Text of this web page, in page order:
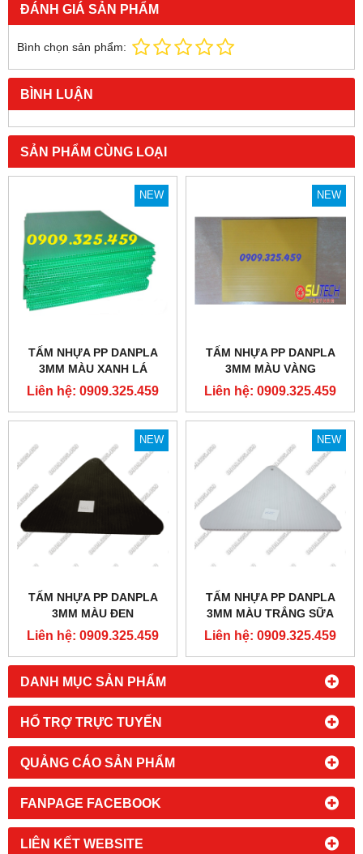
DANH MỤC SẢN PHẨM
HỔ TRỢ TRỰC TUYẾN
QUẢNG CÁO SẢN PHẨM
FANPAGE FACEBOOK
LIÊN KẾT WEBSITE
ĐÁNH GIÁ SẢN PHẨM
Bình chọn sản phẩm:
BÌNH LUẬN
SẢN PHẨM CÙNG LOẠI
NEW
TẤM NHỰA PP DANPLA
3MM MÀU XANH LÁ
Liên hệ: 0909.325.459
NEW
TẤM NHỰA PP DANPLA
3MM MÀU VÀNG
Liên hệ: 0909.325.459
NEW
TẤM NHỰA PP DANPLA
3MM MÀU ĐEN
Liên hệ: 0909.325.459
NEW
TẤM NHỰA PP DANPLA
3MM MÀU TRẮNG SỮA
Liên hệ: 0909.325.459